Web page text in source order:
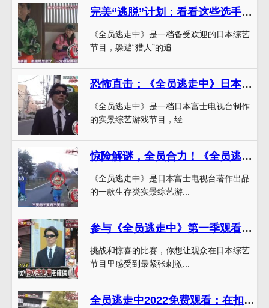
完美“逃脱”计划：看看这些选手是如何在《全员逃走中》33中玩转猎人的
《全员逃走中》是一档备受欢迎的日本综艺
节目，躲避“猎人”的追...
恐怖直击：《全员逃走中》日本综艺第一季完整版
《全员逃走中》是一档日本富士电视台制作
的实景综艺游戏节目，经...
惊险解谜，全员合力！《全员逃走中》下载，看谁是最强逃困者
《全员逃走中》是日本富士电视台著作出品
的一款生存类实景综艺游...
参与《全员逃走中》第一季观看，接受你的挑战吧
挑战和惊喜的比赛，你想让观众在日本综艺
节目里感受到最紧张刺激...
全员逃走中2022免费观看：在扣人心弦的游戏中，成为猎人还是逃跑者？